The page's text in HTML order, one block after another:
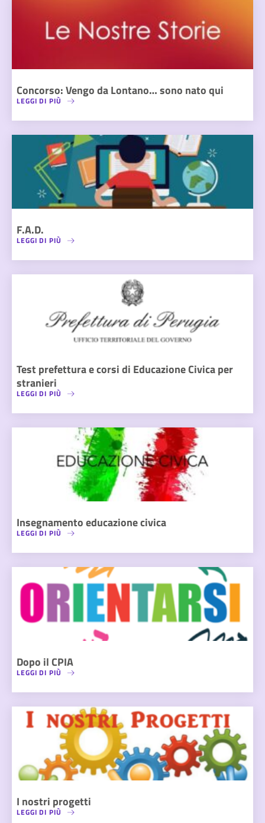
Concorso: Vengo da Lontano… sono nato qui
LEGGI DI PIÙ
F.A.D.
LEGGI DI PIÙ
Test prefettura e corsi di Educazione Civica per
stranieri
LEGGI DI PIÙ
Insegnamento educazione civica
LEGGI DI PIÙ
Dopo il CPIA
LEGGI DI PIÙ
I nostri progetti
LEGGI DI PIÙ